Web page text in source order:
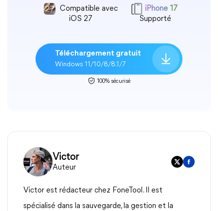
Compatible avec
iOS 27
iPhone 17
Supporté
Téléchargement gratuit
Windows 11/10/8/8.1/7
100% sécurisé
Victor
Auteur
Victor est rédacteur chez FoneTool. Il est
spécialisé dans la sauvegarde, la gestion et la